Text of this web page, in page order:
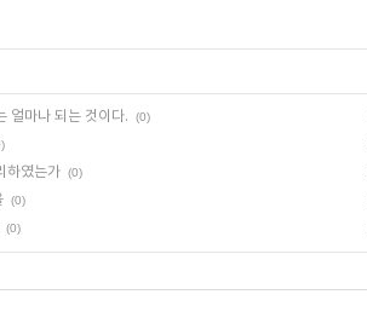
얼마나 되는 것이다. (0)
하였는가 (0)
(0)
(0)